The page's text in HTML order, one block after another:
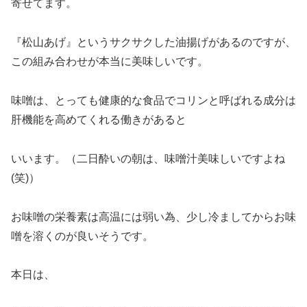
寄せてます。
『松山あげ』というサクサクした油揚げがあるのですが、
この組み合わせが本当に美味しいです。
味噌は、とっても健康的な食品でコリンと呼ばれる成分は
肝機能を高めてくれる働きがあると
いいます。（二日酔いの朝は、味噌汁美味しいですよね
(笑)）
お味噌の栄養素は高温には弱い為、少し冷ましてからお味
噌を溶くのが良いそうです。
本日は、